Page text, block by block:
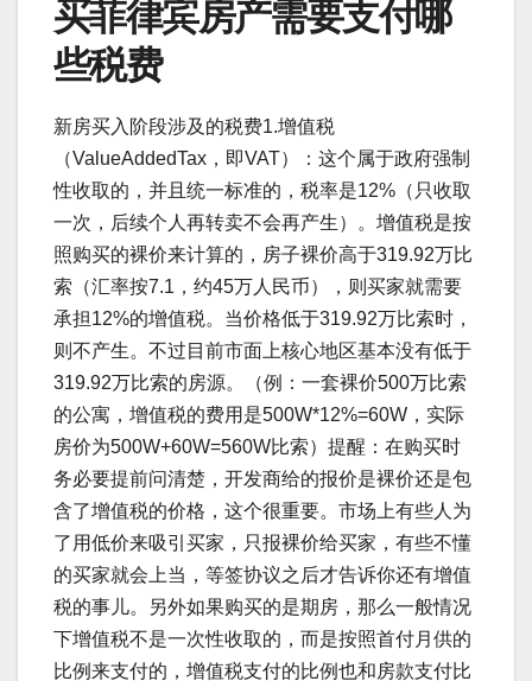
买菲律宾房产需要支付哪
些税费
新房买入阶段涉及的税费1.增值税
（ValueAddedTax，即VAT）：这个属于政府强制
性收取的，并且统一标准的，税率是12%（只收取
一次，后续个人再转卖不会再产生）。增值税是按
照购买的裸价来计算的，房子裸价高于319.92万比
索（汇率按7.1，约45万人民币），则买家就需要
承担12%的增值税。当价格低于319.92万比索时，
则不产生。不过目前市面上核心地区基本没有低于
319.92万比索的房源。（例：一套裸价500万比索
的公寓，增值税的费用是500W*12%=60W，实际
房价为500W+60W=560W比索）提醒：在购买时
务必要提前问清楚，开发商给的报价是裸价还是包
含了增值税的价格，这个很重要。市场上有些人为
了用低价来吸引买家，只报裸价给买家，有些不懂
的买家就会上当，等签协议之后才告诉你还有增值
税的事儿。另外如果购买的是期房，那么一般情况
下增值税不是一次性收取的，而是按照首付月供的
比例来支付的，增值税支付的比例也和房款支付比